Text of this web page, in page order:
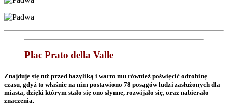
Plac Prato della Valle
Znajduje się tuż przed bazyliką i warto mu również poświęcić odrobinę
czasu, gdyż to właśnie na nim postawiono 78 posągów ludzi zasłużonych dla
miasta, dzięki którym stało się ono słynne, rozwijało się, oraz nabierało
znaczenia.